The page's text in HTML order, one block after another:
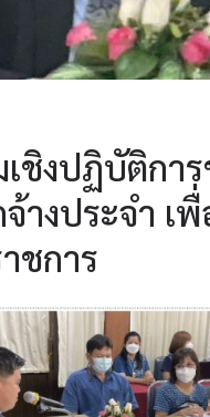
ชิงปฏิบัติกา
างประจำ เ
ชการ